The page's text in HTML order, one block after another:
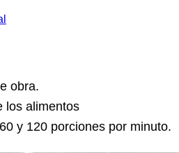
obra.
los alimentos
y 120 porciones por minuto.